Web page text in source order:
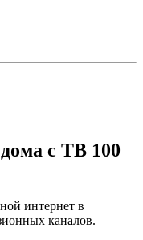
с ТВ 100
интернет в
каналов.